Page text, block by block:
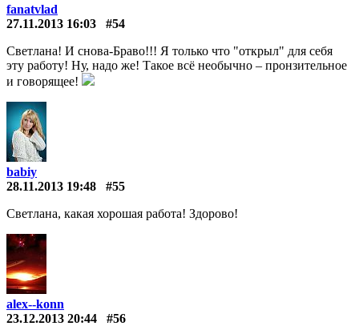
fanatvlad
27.11.2013 16:03
#54
Светлана! И снова-Браво!!! Я только что "открыл" для себя
эту работу! Ну, надо же! Такое всё необычно – пронзительное
и говорящее!
babiy
28.11.2013 19:48
#55
Светлана, какая хорошая работа! Здорово!
alex--konn
23.12.2013 20:44
#56